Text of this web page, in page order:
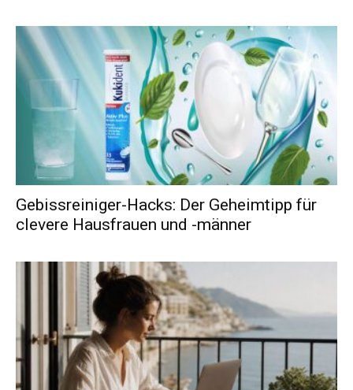
Gebissreiniger-Hacks: Der Geheimtipp für
clevere Hausfrauen und -männer